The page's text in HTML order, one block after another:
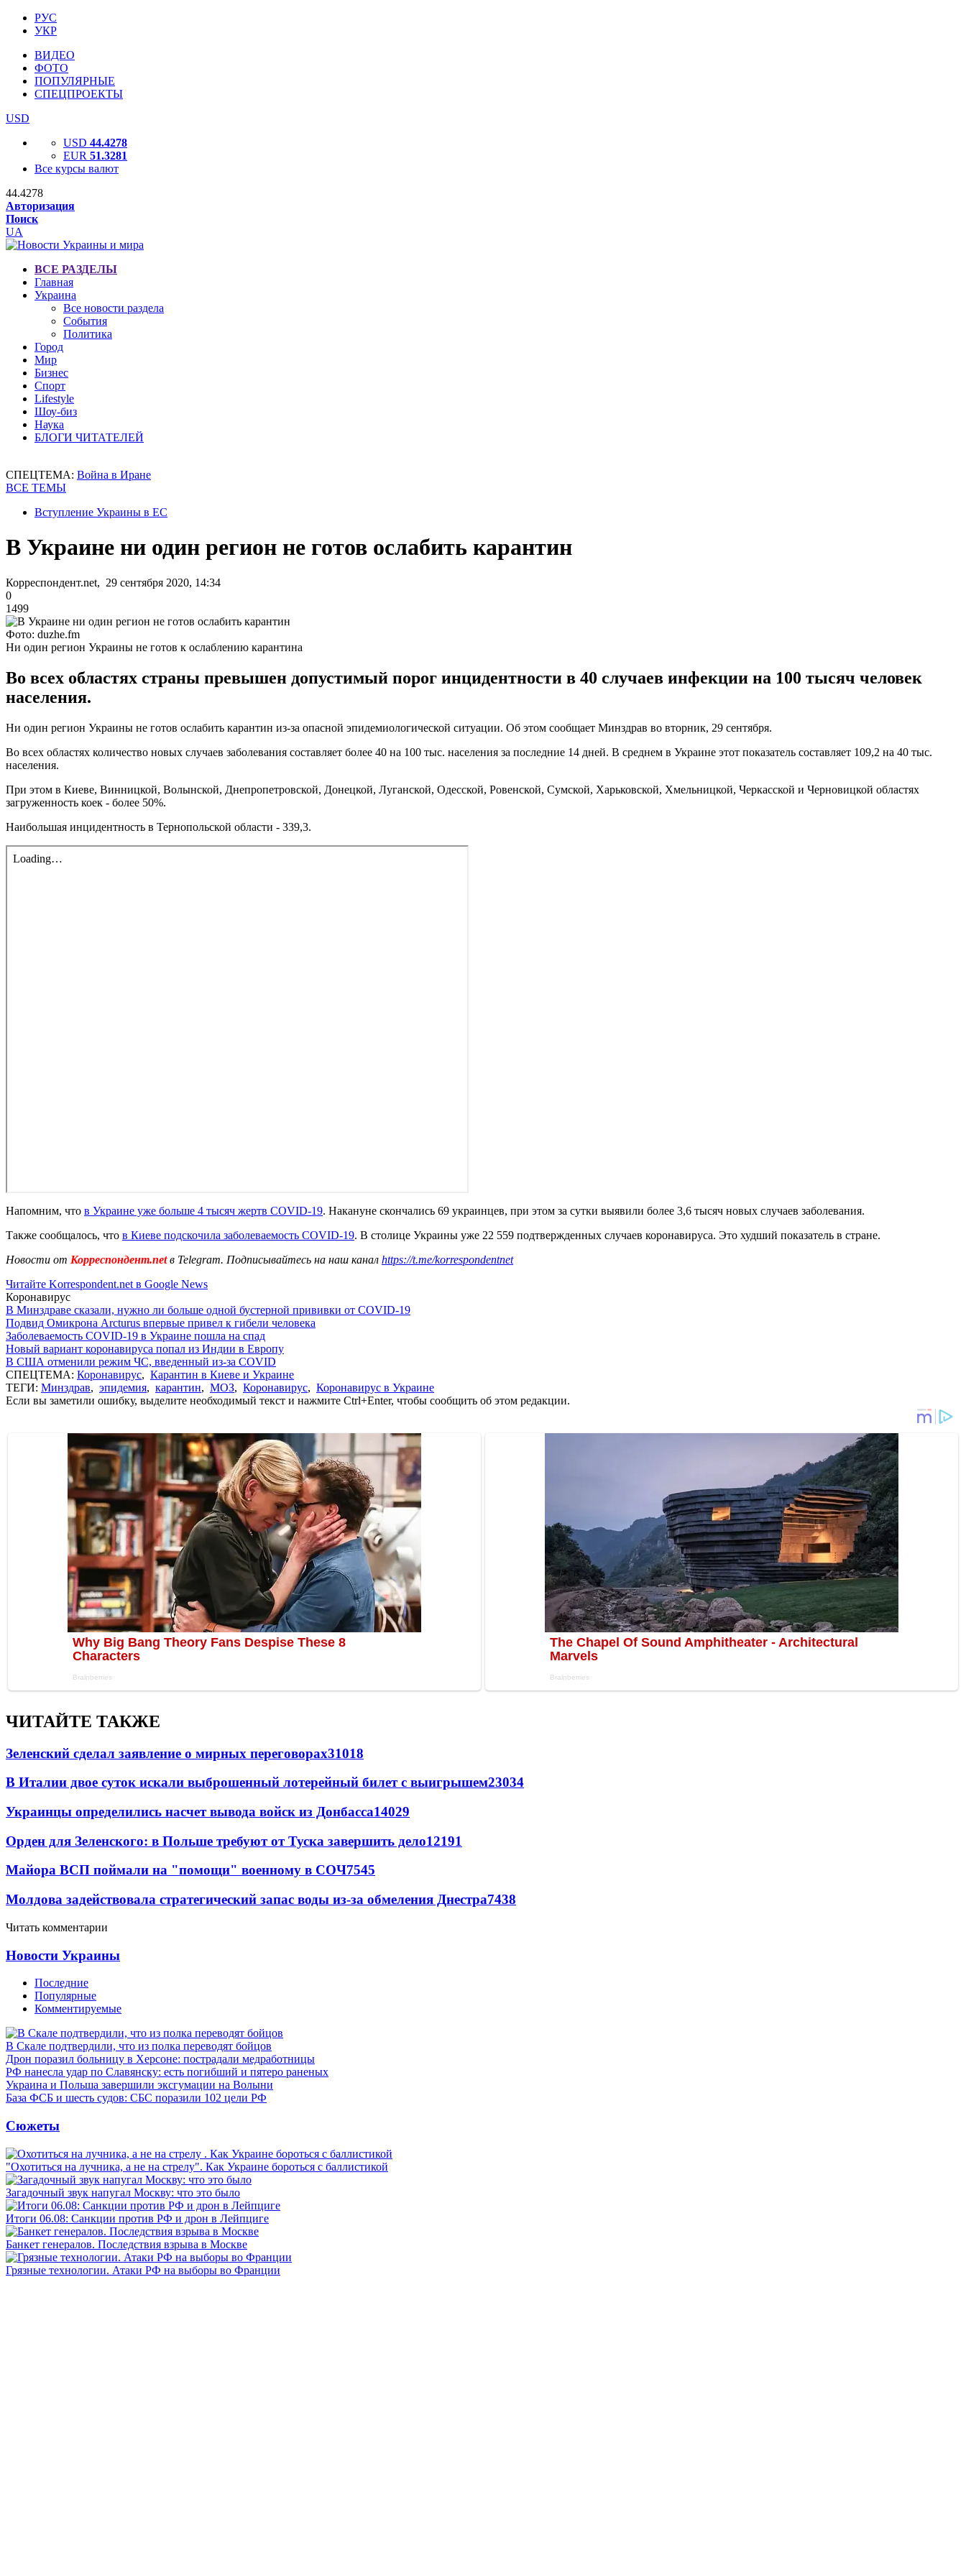
РУС
УКР
ВИДЕО
ФОТО
ПОПУЛЯРНЫЕ
СПЕЦПРОЕКТЫ
USD
USD 44.4278
EUR 51.3281
Все курсы валют
44.4278
Авторизация
Поиск
UA
ВСЕ РАЗДЕЛЫ
Главная
Украина
Все новости раздела
События
Политика
Город
Мир
Бизнес
Спорт
Lifestyle
Шоу-биз
Наука
БЛОГИ ЧИТАТЕЛЕЙ
СПЕЦТЕМА: Война в Иране
ВСЕ ТЕМЫ
Вступление Украины в ЕС
В Украине ни один регион не готов ослабить карантин
Корреспондент.net, 29 сентября 2020, 14:34
0
1499
Фото: duzhe.fm
Ни один регион Украины не готов к ослаблению карантина
Во всех областях страны превышен допустимый порог инцидентности в 40 случаев инфекции на 100 тысяч человек
населения.
Ни один регион Украины не готов ослабить карантин из-за опасной эпидемиологической ситуации. Об этом сообщает Минздрав во вторник, 29 сентября.
Во всех областях количество новых случаев заболевания составляет более 40 на 100 тыс. населения за последние 14 дней. В среднем в Украине этот показатель составляет 109,2 на 40 тыс.
населения.
При этом в Киеве, Винницкой, Волынской, Днепропетровской, Донецкой, Луганской, Одесской, Ровенской, Сумской, Харьковской, Хмельницкой, Черкасской и Черновицкой областях
загруженность коек - более 50%.
Наибольшая инцидентность в Тернопольской области - 339,3.
Напомним, что в Украине уже больше 4 тысяч жертв COVID-19. Накануне скончались 69 украинцев, при этом за сутки выявили более 3,6 тысяч новых случаев заболевания.
Также сообщалось, что в Киеве подскочила заболеваемость COVID-19. В столице Украины уже 22 559 подтвержденных случаев коронавируса. Это худший показатель в стране.
Новости от Корреспондент.netв Telegram. Подписывайтесь на наш канал https://t.me/korrespondentnet
Читайте Korrespondent.net в Google News
Коронавирус
В Минздраве сказали, нужно ли больше одной бустерной прививки от COVID-19
Подвид Омикрона Arcturus впервые привел к гибели человека
Заболеваемость COVID-19 в Украине пошла на спад
Новый вариант коронавируса попал из Индии в Европу
В США отменили режим ЧС, введенный из-за COVID
СПЕЦТЕМА: Коронавирус, Карантин в Киеве и Украине
ТЕГИ: Минздрав, эпидемия, карантин, МОЗ, Коронавирус, Коронавирус в Украине
Если вы заметили ошибку, выделите необходимый текст и нажмите Ctrl+Enter, чтобы сообщить об этом редакции.
ЧИТАЙТЕ ТАКЖЕ
Зеленский сделал заявление о мирных переговорах31018
В Италии двое суток искали выброшенный лотерейный билет с выигрышем23034
Украинцы определились насчет вывода войск из Донбасса14029
Орден для Зеленского: в Польше требуют от Туска завершить дело12191
Майора ВСП поймали на "помощи" военному в СОЧ7545
Молдова задействовала стратегический запас воды из-за обмеления Днестра7438
Читать комментарии
Новости Украины
Последние
Популярные
Комментируемые
В Скале подтвердили, что из полка переводят бойцов
Дрон поразил больницу в Херсоне: пострадали медработницы
РФ нанесла удар по Славянску: есть погибший и пятеро раненых
Украина и Польша завершили эксгумации на Волыни
База ФСБ и шесть судов: СБС поразили 102 цели РФ
Сюжеты
"Охотиться на лучника, а не на стрелу". Как Украине бороться с баллистикой
Загадочный звук напугал Москву: что это было
Итоги 06.08: Санкции против РФ и дрон в Лейпциге
Банкет генералов. Последствия взрыва в Москве
Грязные технологии. Атаки РФ на выборы во Франции